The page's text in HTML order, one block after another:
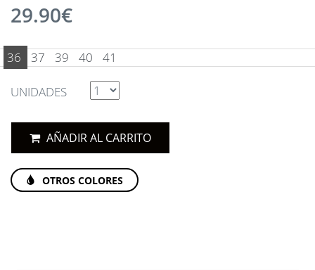
29.90€
36 37 39 40 41
UNIDADES
AÑADIR AL CARRITO
OTROS COLORES